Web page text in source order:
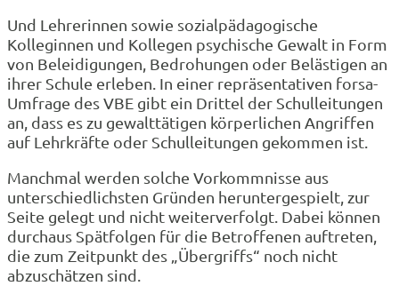
Und Lehrerinnen sowie sozialpädagogische
Kolleginnen und Kollegen psychische Gewalt in Form
von Beleidigungen, Bedrohungen oder Belästigen an
ihrer Schule erleben. In einer repräsentativen forsa-
Umfrage des VBE gibt ein Drittel der Schulleitungen
an, dass es zu gewalttätigen körperlichen Angriffen
auf Lehrkräfte oder Schulleitungen gekommen ist.
Manchmal werden solche Vorkommnisse aus
unterschiedlichsten Gründen heruntergespielt, zur
Seite gelegt und nicht weiterverfolgt. Dabei können
durchaus Spätfolgen für die Betroffenen auftreten,
die zum Zeitpunkt des „Übergriffs“ noch nicht
abzuschätzen sind.